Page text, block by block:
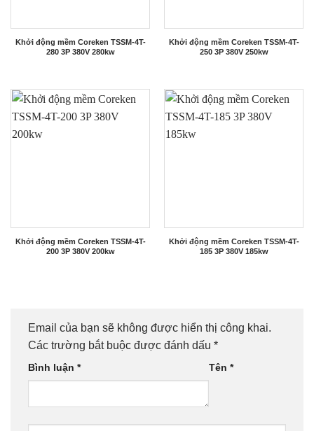
Khởi động mềm Coreken TSSM-4T-
280 3P 380V 280kw
Khởi động mềm Coreken TSSM-4T-
250 3P 380V 250kw
Khởi động mềm Coreken TSSM-4T-
200 3P 380V 200kw
Khởi động mềm Coreken TSSM-4T-
185 3P 380V 185kw
Email của bạn sẽ không được hiển thị công khai.
Các trường bắt buộc được đánh dấu *
Bình luận * Tên *